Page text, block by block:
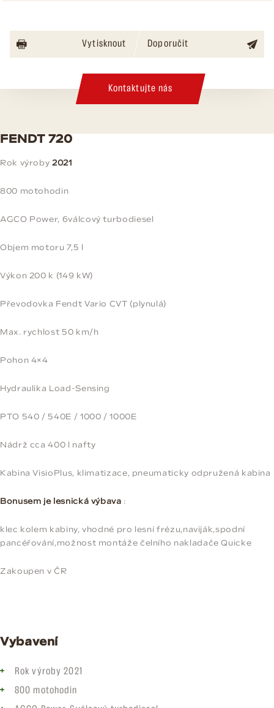
Vytisknout Doporučit
Kontaktujte nás
FENDT 720
Rok výroby2021
800 motohodin
AGCO Power, 6válcový turbodiesel
Objem motoru 7,5 l
Výkon 200 k (149 kW)
Převodovka Fendt Vario CVT (plynulá)
Max. rychlost 50 km/h
Pohon 4×4
Hydraulika Load-Sensing
PTO 540 / 540E / 1000 / 1000E
Nádrž cca 400 l nafty
Kabina VisioPlus, klimatizace, pneumaticky odpružená kabina
Bonusem je lesnická výbava :
klec kolem kabiny, vhodné pro lesní frézu,naviják,spodní
pancéřování,možnost montáže čelního nakladače Quicke
Zakoupen v ČR
Vybavení
Rok výroby 2021
800 motohodin